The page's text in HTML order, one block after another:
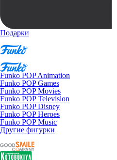
Подарки
Funko POP Animation
Funko POP Games
Funko POP Movies
Funko POP Television
Funko POP Disney
Funko POP Heroes
Funko POP Music
Другие фигурки